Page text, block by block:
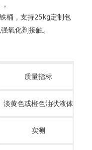
桶，支持25kg定制包
氧化剂接触。
质量指标
淡黄色或橙色油状液体
实测